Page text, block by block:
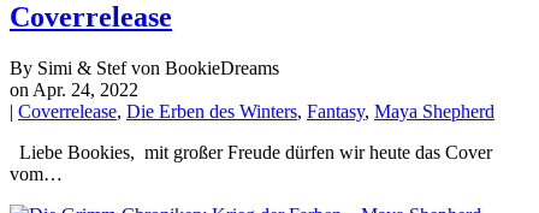
Coverrelease
By Simi & Stef von BookieDreams
on Apr. 24, 2022
| Coverrelease, Die Erben des Winters, Fantasy, Maya Shepherd
Liebe Bookies, mit großer Freude dürfen wir heute das Cover
vom…